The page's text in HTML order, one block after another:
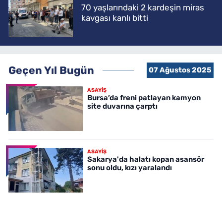
70 yaşlarındaki 2 kardeşin miras
kavgası kanlı bitti
Geçen Yıl Bugün 07 Ağustos 2025
ASAYİŞ
Bursa’da freni patlayan kamyon
site duvarına çarptı
ASAYİŞ
Sakarya'da halatı kopan asansör
sonu oldu, kızı yaralandı